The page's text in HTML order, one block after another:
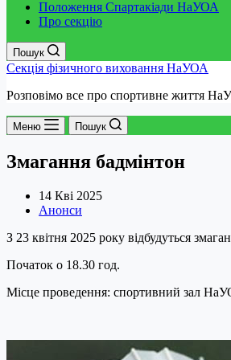
Положення Спартакіади НаУОА
Про секцію
Пошук
Секція фізичного виховання НаУОА
Розповімо все про спортивне життя
Меню Пошук
Змагання бадмінтон
14 Кві 2025
Анонси
З 23 квітня 2025 року відбудуться
Початок о 18.30 год.
Місце проведення: спортивний зал